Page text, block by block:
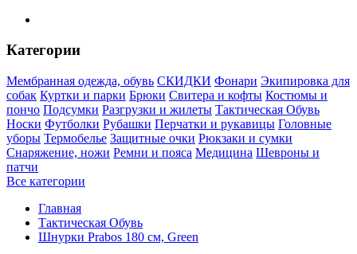
Категории
Мембранная одежда, обувь СКИДКИ Фонари Экипировка для
собак Куртки и парки Брюки Свитера и кофты Костюмы и
пончо Подсумки Разгрузки и жилеты Тактическая Обувь
Носки Футболки Рубашки Перчатки и рукавицы Головные
уборы Термобелье Защитные очки Рюкзаки и сумки
Снаряжение, ножи Ремни и пояса Медицина Шевроны и
патчи
Все категории
Главная
Тактическая Обувь
Шнурки Prabos 180 см, Green